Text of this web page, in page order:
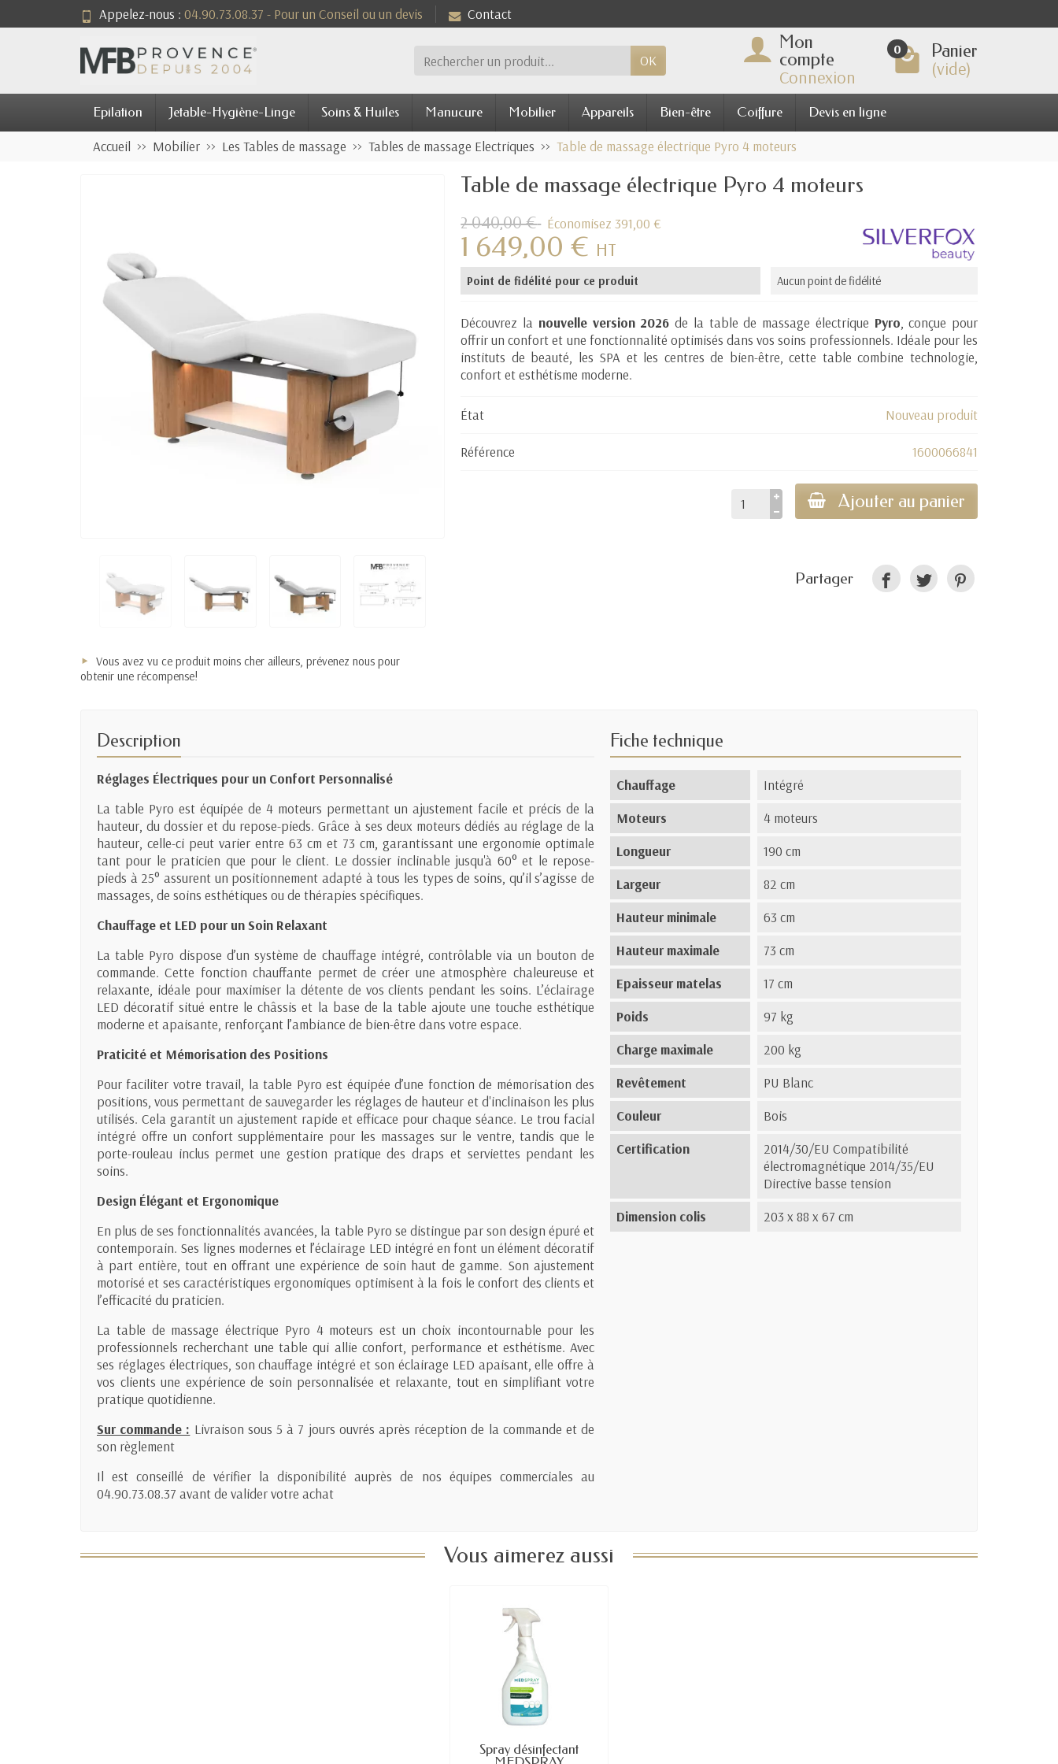
Appelez-nous : 04.90.73.08.37 - Pour un Conseil ou un devis Contact
OK
Mon
compte
Connexion
0 Panier
(vide)
Epilation Jetable-Hygiène-Linge Soins & Huiles Manucure Mobilier Appareils Bien-être Coiffure Devis en ligne
Accueil Mobilier Les Tables de massage Tables de massage Electriques Table de massage électrique Pyro 4 moteurs
Vous avez vu ce produit moins cher ailleurs, prévenez nous pour
obtenir une récompense!
Table de massage électrique Pyro 4 moteurs
2 040,00 € Économisez 391,00 €
1 649,00 € HT
Point de fidélité pour ce produit Aucun point de fidélité
Découvrez la nouvelle version 2026 de la table de massage électrique Pyro , conçue pour
offrir un confort et une fonctionnalité optimisés dans vos soins professionnels. Idéale pour les
instituts de beauté, les SPA et les centres de bien-être, cette table combine technologie,
confort et esthétisme moderne.
État Nouveau produit
Référence 1600066841
Ajouter au panier
Partager
Description
Réglages Électriques pour un Confort Personnalisé
La table Pyro est équipée de 4 moteurs permettant un ajustement facile et précis de la
hauteur, du dossier et du repose-pieds. Grâce à ses deux moteurs dédiés au réglage de la
hauteur, celle-ci peut varier entre 63 cm et 73 cm, garantissant une ergonomie optimale
tant pour le praticien que pour le client. Le dossier inclinable jusqu'à 60° et le repose-
pieds à 25° assurent un positionnement adapté à tous les types de soins, qu’il s’agisse de
massages, de soins esthétiques ou de thérapies spécifiques.
Chauffage et LED pour un Soin Relaxant
La table Pyro dispose d’un système de chauffage intégré, contrôlable via un bouton de
commande. Cette fonction chauffante permet de créer une atmosphère chaleureuse et
relaxante, idéale pour maximiser la détente de vos clients pendant les soins. L’éclairage
LED décoratif situé entre le châssis et la base de la table ajoute une touche esthétique
moderne et apaisante, renforçant l’ambiance de bien-être dans votre espace.
Praticité et Mémorisation des Positions
Pour faciliter votre travail, la table Pyro est équipée d’une fonction de mémorisation des
positions, vous permettant de sauvegarder les réglages de hauteur et d'inclinaison les plus
utilisés. Cela garantit un ajustement rapide et efficace pour chaque séance. Le trou facial
intégré offre un confort supplémentaire pour les massages sur le ventre, tandis que le
porte-rouleau inclus permet une gestion pratique des draps et serviettes pendant les
soins.
Design Élégant et Ergonomique
En plus de ses fonctionnalités avancées, la table Pyro se distingue par son design épuré et
contemporain. Ses lignes modernes et l’éclairage LED intégré en font un élément décoratif
à part entière, tout en offrant une expérience de soin haut de gamme. Son ajustement
motorisé et ses caractéristiques ergonomiques optimisent à la fois le confort des clients et
l’efficacité du praticien.
La table de massage électrique Pyro 4 moteurs est un choix incontournable pour les
professionnels recherchant une table qui allie confort, performance et esthétisme. Avec
ses réglages électriques, son chauffage intégré et son éclairage LED apaisant, elle offre à
vos clients une expérience de soin personnalisée et relaxante, tout en simplifiant votre
pratique quotidienne.
Sur commande : Livraison sous 5 à 7 jours ouvrés après réception de la commande et de
son règlement
Il est conseillé de vérifier la disponibilité auprès de nos équipes commerciales au
04.90.73.08.37 avant de valider votre achat
Fiche technique
Chauffage
Intégré
Moteurs
4 moteurs
Longueur
190 cm
Largeur
82 cm
Hauteur minimale
63 cm
Hauteur maximale
73 cm
Epaisseur matelas
17 cm
Poids
97 kg
Charge maximale
200 kg
Revêtement
PU Blanc
Couleur
Bois
Certification
2014/30/EU Compatibilité
électromagnétique 2014/35/EU
Directive basse tension
Dimension colis
203 x 88 x 67 cm
Vous aimerez aussi
Spray désinfectant